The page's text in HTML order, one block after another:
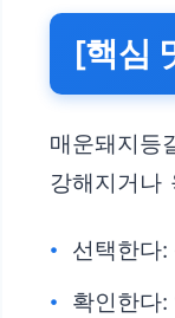
[핵심
매운돼지등
강해지거나
선택한다
확인한다